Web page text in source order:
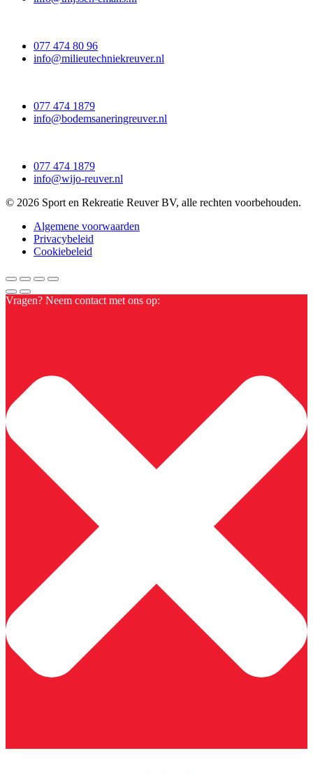
077 474 80 96
info@milieutechniekreuver.nl
077 474 1879
info@bodemsaneringreuver.nl
077 474 1879
info@wijo-reuver.nl
© 2026 Sport en Rekreatie Reuver BV, alle rechten voorbehouden.
Algemene voorwaarden
Privacybeleid
Cookiebeleid
Vragen? Neem contact met ons op: